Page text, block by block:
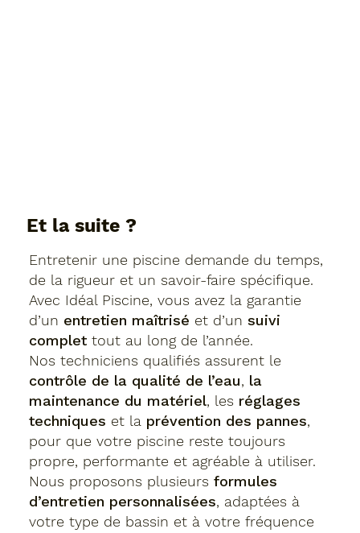
Et la suite ?
Entretenir une piscine demande du temps,
de la rigueur et un savoir-faire spécifique.
Avec Idéal Piscine, vous avez la garantie
d’un entretien maîtrisé et d’un suivi
complettout au long de l’année.
Nos techniciens qualifiés assurent le
contrôle de la qualité de l’eau, la
maintenance du matériel, les réglages
techniques et la prévention des pannes,
pour que votre piscine reste toujours
propre, performante et agréable à utiliser.
Nous proposons plusieurs formules
d’entretien personnalisées, adaptées à
votre type de bassin et à votre fréquence